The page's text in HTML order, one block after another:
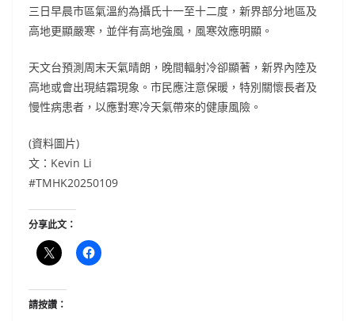
三日早晨市區氣溫約為攝氏十一至十二度，新界部分地區及
高地更顯嚴寒，並伴有高地強風，風寒效應明顯。
天文台預測周末天氣晴朗，晚間輻射冷卻顯著，新界內陸及
高地或會出現結霜現象。市民應注意保暖，特別關懷長者及
慢性病患者，以應對寒冷天氣帶來的健康風險。
(資料圖片)
文：Kevin Li
#TMHK20250109
分享此文：
請按讚：